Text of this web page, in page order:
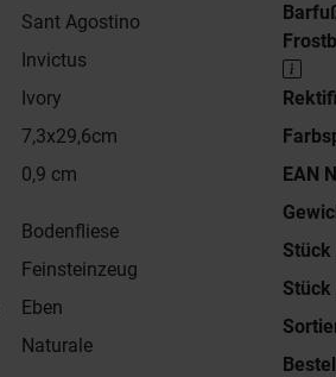
Sant Agostino
Invictus
Ivory
7,3x29,6cm
0,9 cm
Bodenfliese
Feinsteinzeug
Eben
Naturale
EAN
Stück